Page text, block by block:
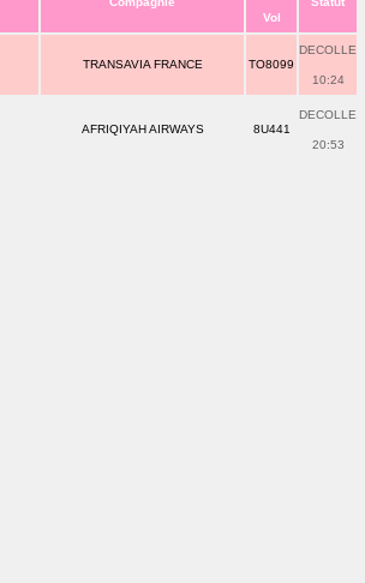
Vol
TRANSAVIA FRANCE TO8099
DECOLLE
10:24
AFRIQIYAH AIRWAYS 8U441
DECOLLE
20:53